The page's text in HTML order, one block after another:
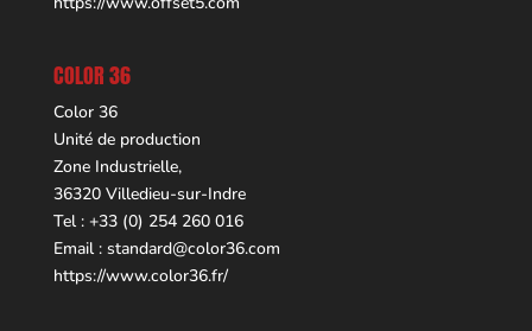
COLOR 36
Color 36
Unité de production
Zone Industrielle,
36320 Villedieu-sur-Indre
Tel : +33 (0) 254 260 016
Email : standard@color36.com
https://www.color36.fr/